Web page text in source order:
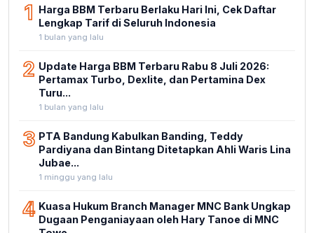
1 Harga BBM Terbaru Berlaku Hari Ini, Cek Daftar
Lengkap Tarif di Seluruh Indonesia
1 bulan yang lalu
2 Update Harga BBM Terbaru Rabu 8 Juli 2026:
Pertamax Turbo, Dexlite, dan Pertamina Dex
Turu...
1 bulan yang lalu
3 PTA Bandung Kabulkan Banding, Teddy
Pardiyana dan Bintang Ditetapkan Ahli Waris Lina
Jubae...
1 minggu yang lalu
4 Kuasa Hukum Branch Manager MNC Bank Ungkap
Dugaan Penganiayaan oleh Hary Tanoe di MNC